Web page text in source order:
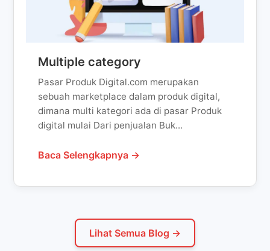
Multiple category
Pasar Produk Digital.com merupakan
sebuah marketplace dalam produk digital,
dimana multi kategori ada di pasar Produk
digital mulai Dari penjualan Buk...
Baca Selengkapnya →
Lihat Semua Blog →